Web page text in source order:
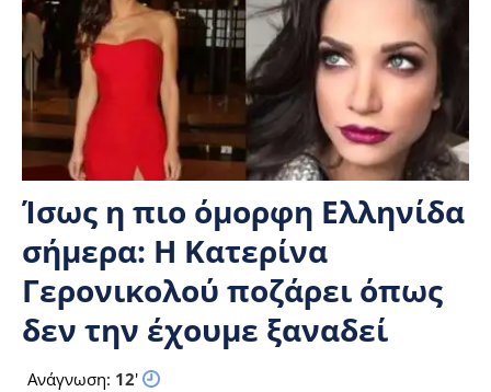
Ίσως η πιο όμορφη Ελληνίδα
σήμερα: Η Κατερίνα
Γερονικολού ποζάρει όπως
δεν την έχουμε ξαναδεί
Ανάγνωση: 12'